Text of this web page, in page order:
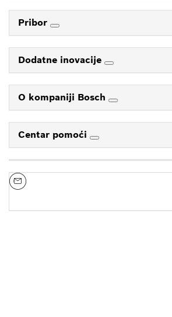
Pribor
Dodatne inovacije
O kompaniji Bosch
Centar pomoći